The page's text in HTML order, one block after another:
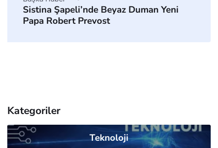
Sistina Şapeli’nde Beyaz Duman Yeni
Papa Robert Prevost
Kategoriler
Teknoloji